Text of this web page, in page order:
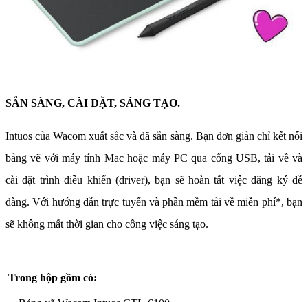
SẴN SÀNG, CÀI ĐẶT, SÁNG TẠO.
Intuos của Wacom xuất sắc và đã sẵn sàng. Bạn đơn giản chỉ kết nối
bảng vẽ với máy tính Mac hoặc máy PC qua cổng USB, tải về và
cài đặt trình điều khiển (driver), bạn sẽ hoàn tất việc đăng ký dễ
dàng. Với hướng dẫn trực tuyến và phần mềm tải về miễn phí*, bạn
sẽ không mất thời gian cho công việc sáng tạo.
Trong hộp gồm có: